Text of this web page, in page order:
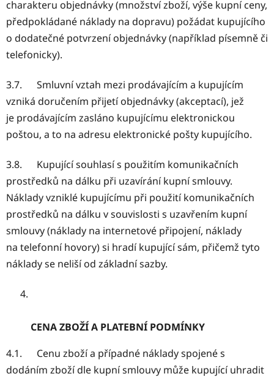
charakteru objednávky (množství zboží, výše kupní ceny,
předpokládané náklady na dopravu) požádat kupujícího
o dodatečné potvrzení objednávky (například písemně či
telefonicky).
3.7. Smluvní vztah mezi prodávajícím a kupujícím
vzniká doručením přijetí objednávky (akceptací), jež
je prodávajícím zasláno kupujícímu elektronickou
poštou, a to na adresu elektronické pošty kupujícího.
3.8. Kupující souhlasí s použitím komunikačních
prostředků na dálku při uzavírání kupní smlouvy.
Náklady vzniklé kupujícímu při použití komunikačních
prostředků na dálku v souvislosti s uzavřením kupní
smlouvy (náklady na internetové připojení, náklady
na telefonní hovory) si hradí kupující sám, přičemž tyto
náklady se neliší od základní sazby.
CENA ZBOŽÍ A PLATEBNÍ PODMÍNKY
4.1. Cenu zboží a případné náklady spojené s
dodáním zboží dle kupní smlouvy může kupující uhradit